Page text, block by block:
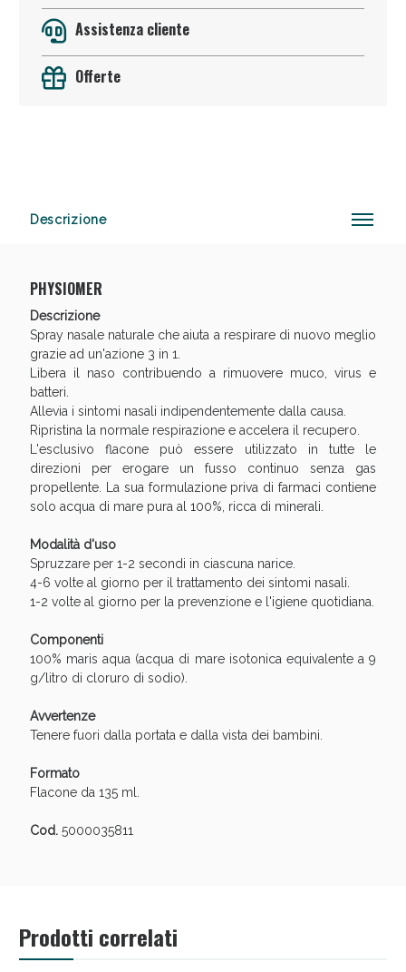
Assistenza cliente
Offerte
Descrizione
PHYSIOMER
Descrizione
Spray nasale naturale che aiuta a respirare di nuovo meglio
grazie ad un'azione 3 in 1.
Libera il naso contribuendo a rimuovere muco, virus e
batteri.
Allevia i sintomi nasali indipendentemente dalla causa.
Ripristina la normale respirazione e accelera il recupero.
L'esclusivo flacone può essere utilizzato in tutte le
direzioni per erogare un fusso continuo senza gas
propellente. La sua formulazione priva di farmaci contiene
solo acqua di mare pura al 100%, ricca di minerali.
Modalità d'uso
Spruzzare per 1-2 secondi in ciascuna narice.
4-6 volte al giorno per il trattamento dei sintomi nasali.
1-2 volte al giorno per la prevenzione e l'igiene quotidiana.
Componenti
100% maris aqua (acqua di mare isotonica equivalente a 9
g/litro di cloruro di sodio).
Avvertenze
Tenere fuori dalla portata e dalla vista dei bambini.
Formato
Flacone da 135 ml.
Cod.5000035811
Prodotti correlati
Benessere Intestinale: Sconto fino al 55% valido
oggi!